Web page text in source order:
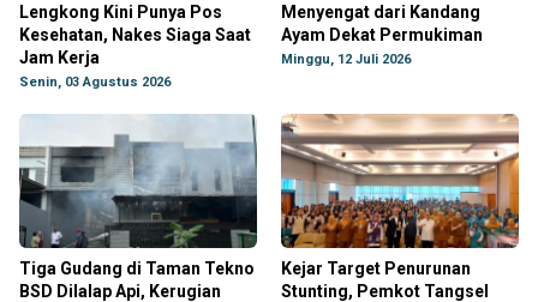
Lengkong Kini Punya Pos
Kesehatan, Nakes Siaga Saat
Jam Kerja
Senin, 03 Agustus 2026
Menyengat dari Kandang
Ayam Dekat Permukiman
Minggu, 12 Juli 2026
Tiga Gudang di Taman Tekno
BSD Dilalap Api, Kerugian
Kejar Target Penurunan
Stunting, Pemkot Tangsel